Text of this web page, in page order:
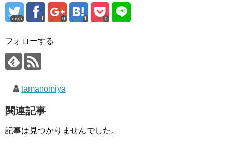
error 0 0
フォローする
tamanomiya
関連記事
記事は見つかりませんでした。